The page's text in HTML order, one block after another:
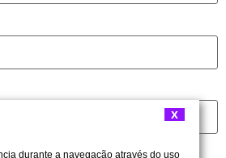
x
durante a navegação através do uso